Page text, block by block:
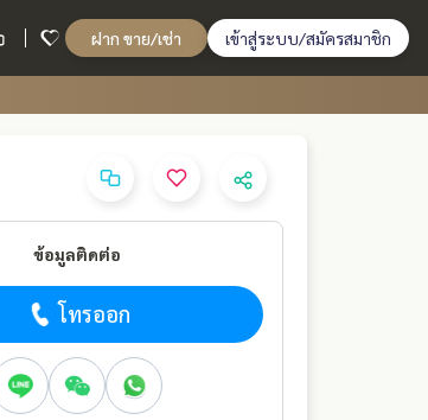
ฝาก ขาย/เช่า เข้าสู่ระบบ/สมัครสมาชิก
ข้อมูลติดต่อ
โทรออก